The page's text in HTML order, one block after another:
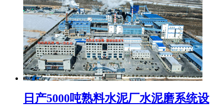
日产5000吨熟料水泥厂水泥磨系统设